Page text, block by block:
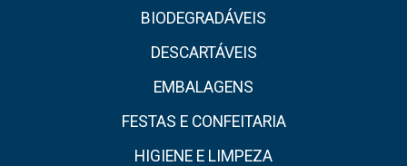
BIODEGRADÁVEIS
DESCARTÁVEIS
EMBALAGENS
FESTAS E CONFEITARIA
HIGIENE E LIMPEZA